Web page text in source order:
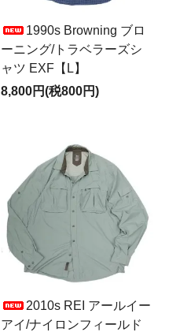
1990s Browning ブロ
ーニング/トラベラーズシ
ャツ EXF【L】
8,800円(税800円)
2010s REI アールイー
アイ/ナイロンフィールド